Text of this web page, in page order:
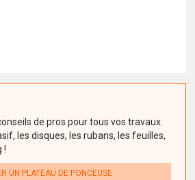
de pros pour tous vos travaux.
les disques, les rubans, les feuilles,
!
UN PLATEAU DE PONCEUSE